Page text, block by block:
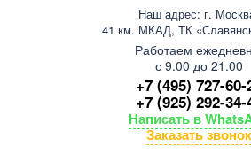
Наш адрес: г.
41 км. МКАД, ТК
Работаем
с 9.00 до 21.00
+7 (495) 727-60-
+7 (925) 292-34-
Написать в
Заказать звонок